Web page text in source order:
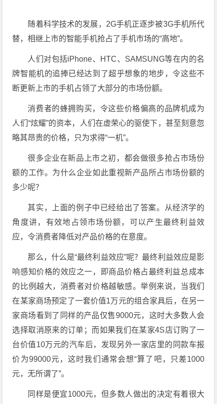
随着科学技术的发展，2G手机正逐步被3G手机所代
替，相继上市的智能手机抢占了手机市场的“高地”。
人们对包括iPhone、HTC、SAMSUNG等在内的名
牌智能机的追捧已经达到了超乎想象的地步，令这些不
断更新上市的手机占领了大部分的市场份额。
消费者的蜂拥购买，令这些价格偏高的品牌机成为
人们“炫耀”的资本，人们在虚荣心的驱使下，甚至刻意忽
略其昂贵的价格，只为求得“一机”。
很多企业在新品上市之初，都会做很多抢占市场份
额的工作。为什么企业如此重视新产品所占市场份额的
多少呢？
其实，上面的例子中已经给出了答案。从经济学的
角度讲，有效地占领市场份额，可以产生最终利益效
应，令消费者降低对产品价格的在意度。
那么，什么是“最终利益效应”呢？最终利益效应是影
响感知价格的效应之一，即商品价格占最终利益总成本
的比例越大，消费者对价格越敏感。举例来说，当我们
在某家商场预定了一套价值1万元的组合家具后，在另一
家商场看到了同样的产品仅售9000元，这时大多数人会
选择取消原来的订单；而如果我们在某家4S店订购了一
台价值10万元的汽车后，发现另外一家店里的同款车报
价为99000元，这时我们通常会想“算了吧，只差1000
元，无所谓了”。
同样是便宜1000元，但多数人做出的决定有着很大